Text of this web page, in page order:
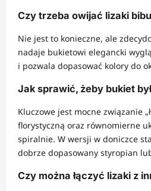
Czy trzeba owijać lizaki
Nie jest to konieczne, ale
nadaje bukietowi elegancki
i pozwala dopasować kolory do
Jak sprawić, żeby bukiet
Kluczowe jest mocne związanie
florystyczną oraz równomierne
spiralnie. W wersji w doniczce
dobrze dopasowany styropian
Czy można łączyć lizaki z